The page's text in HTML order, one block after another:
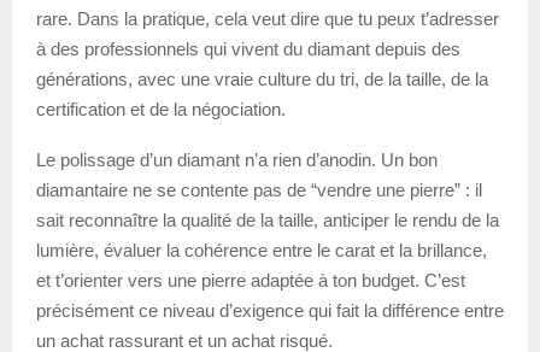
rare. Dans la pratique, cela veut dire que tu peux t’adresser
à des professionnels qui vivent du diamant depuis des
générations, avec une vraie culture du tri, de la taille, de la
certification et de la négociation.
Le polissage d’un diamant n’a rien d’anodin. Un bon
diamantaire ne se contente pas de “vendre une pierre” : il
sait reconnaître la qualité de la taille, anticiper le rendu de la
lumière, évaluer la cohérence entre le carat et la brillance,
et t’orienter vers une pierre adaptée à ton budget. C’est
précisément ce niveau d’exigence qui fait la différence entre
un achat rassurant et un achat risqué.